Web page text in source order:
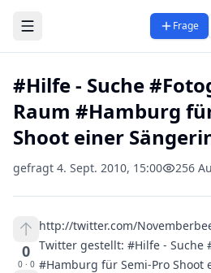
Zum Hauptinhalt springen
Frage
#Hilfe - Suche
Raum #Hamburg
Shoot einer
gefragt 4. Sept. 2010, 15:00 256
0
0· 0
http://twitter.com/
Twitter gestellt: #Hilfe - Suche
#Hamburg für Semi-Pro Shoot